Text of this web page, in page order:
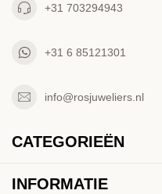
+31 703294943
+31 6 85121301
info@rosjuweliers.nl
CATEGORIEËN
INFORMATIE